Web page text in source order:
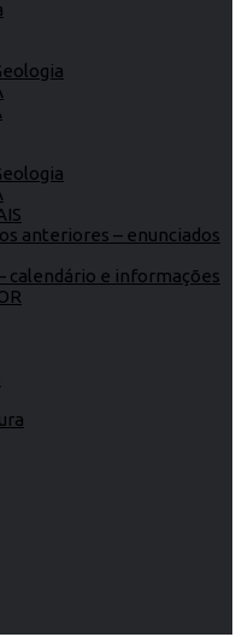
anteriores – enunciados
calendário e informações